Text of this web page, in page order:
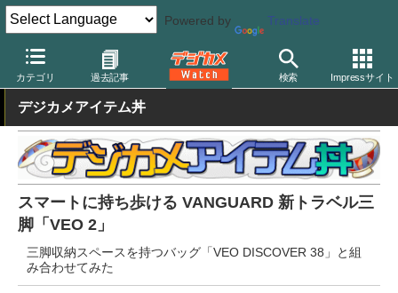
Powered by Translate
カテゴリ 過去記事 検索 Impressサイト
デジカメ Watch 撮影用品 カメラバッグ バンガード
デジカメアイテム丼
スマートに持ち歩ける VANGUARD 新トラベル三
脚「VEO 2」
三脚収納スペースを持つバッグ「VEO DISCOVER 38」と組
み合わせてみた